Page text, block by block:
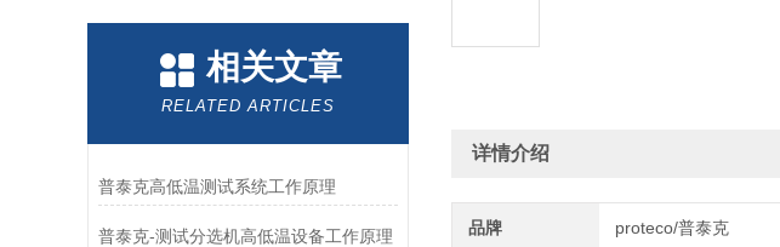
相关文章
RELATED ARTICLES
普泰克高低温测试系统工作原理
普泰克-测试分选机高低温设备工作原理
详情介绍
品牌 proteco/普泰克